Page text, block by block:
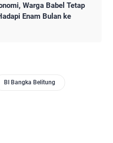
Warga Babel Tetap
Enam Bulan ke
BI Bangka Belitung